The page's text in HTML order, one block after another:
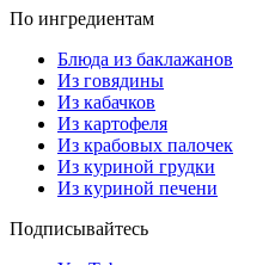
По ингредиентам
Блюда из баклажанов
Из говядины
Из кабачков
Из картофеля
Из крабовых палочек
Из куриной грудки
Из куриной печени
Подписывайтесь